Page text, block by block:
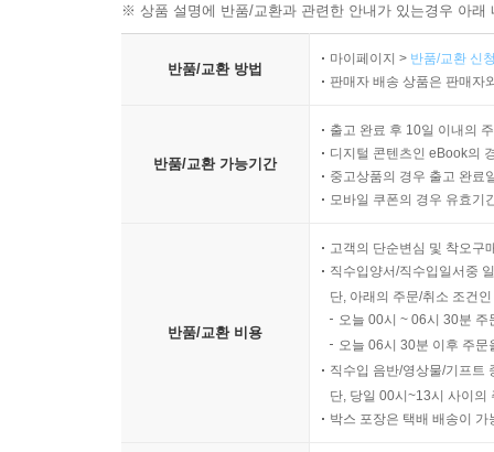
※ 상품 설명에 반품/교환과 관련한 안내가 있는경우 아
반품/교환 방법
마이페이지 > 반품/교환 신
판매자 배송 상품은 판매자
반품/교환 가능기간
출고 완료 후 10일 이내의
디지털 콘텐츠인 eBook의
중고상품의 경우 출고 완료
모바일 쿠폰의 경우 유효기
반품/교환 비용
고객의 단순변심 및 착오구
직수입양서/직수입일서중
단, 아래의 주문/취소 조건
오늘 00시 ~ 06시 30분
오늘 06시 30분 이후 주
직수입 음반/영상물/기프트
단, 당일 00시~13시 사이의
박스 포장은 택배 배송이